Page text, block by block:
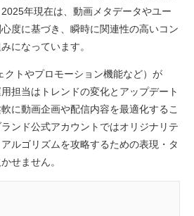
年現在は、動画メタデータやユー
度に基づき、瞬時に関連性の高いコン
になっています。
クトやプロモーション機能など）が
担当はトレンドの変化とアップデート
に動画企画や配信内容を最適化するこ
ンド公式アカウントではオリジナリテ
ルゴリズムを攻略するための表現・タ
せません。